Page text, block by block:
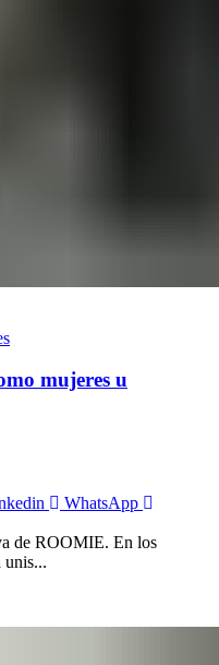
mujeres u
WhatsApp
de ROOMIE. En los
unis...